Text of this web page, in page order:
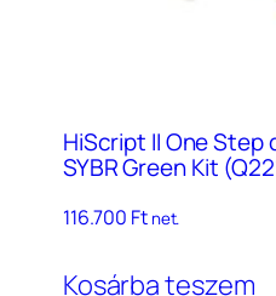
HiScript II One Step
SYBR Green Kit
116.700 Ft net.
Kosárba teszem